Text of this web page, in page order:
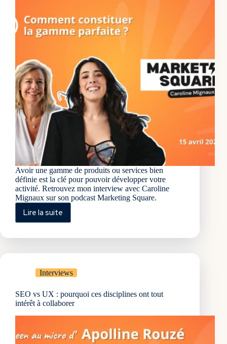
Avoir une gamme de produits ou services bien
définie est la clé pour pouvoir développer votre
activité. Retrouvez mon interview avec Caroline
Mignaux sur son podcast Marketing Square.
Lire la suite
Comment
une
produits
efficace
Interviews
SEO vs UX : pourquoi ces disciplines ont tout
intérêt à collaborer